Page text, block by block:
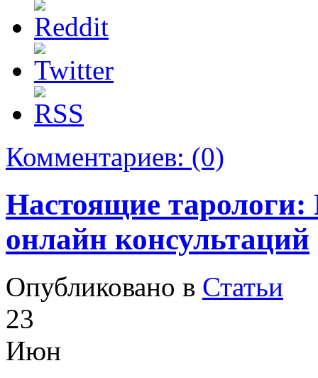
Комментариев: (0)
Настоящие тарологи:
онлайн консультаций
Опубликовано в Статьи
23
Июн